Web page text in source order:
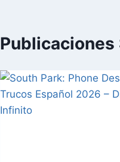
Publicaciones